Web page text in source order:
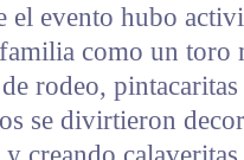
el evento hubo
como un toro
rodeo,
se divirtieron